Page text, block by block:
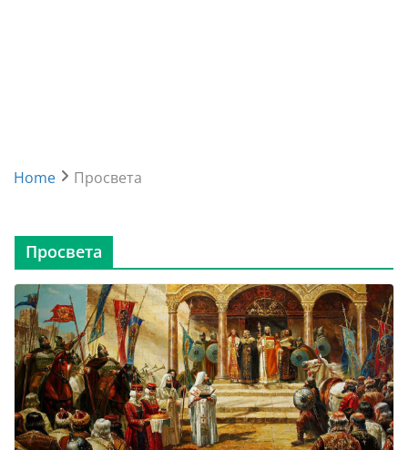
Home Просвета
Просвета